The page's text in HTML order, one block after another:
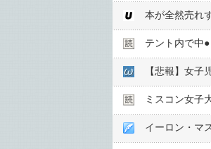
本が全然売れ
テント内で中
ミスコン女子
イーロン・マ